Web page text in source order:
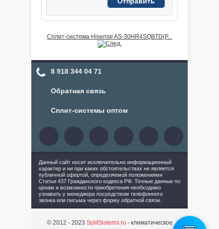
Сплит-система Hisense AS-30HR4SQBTD(P...
8 918 344 04 71
Обратная связь
Сплит-системы оптом
Данный сайт носит исключительно информационный
характер и ни при каких обстоятельствах не является
публичной офертой, определяемой положениями
Статьи 437 Гражданского кодекса РФ. Точные данные по
ценам и возможности приобретения необходимо
узнавать у менеджера посредством телефонного
звонка или письма через форму обратной связи.
© 2012 - 2023 SplitSistems.ru - климатическое